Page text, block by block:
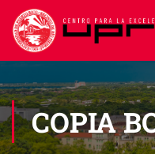
COPIA